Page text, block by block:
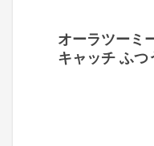
オーラツーミ
キャッチ ふ